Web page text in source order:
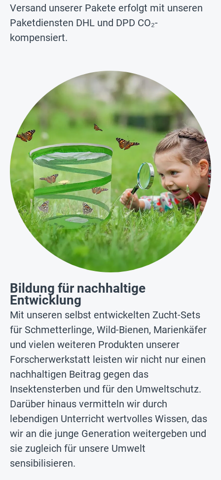
Versand unserer Pakete erfolgt mit unseren
Paketdiensten DHL und DPD CO₂-
kompensiert.
Bildung für nachhaltige
Entwicklung
Mit unseren selbst entwickelten Zucht-Sets
für Schmetterlinge, Wild-Bienen, Marienkäfer
und vielen weiteren Produkten unserer
Forscherwerkstatt leisten wir nicht nur einen
nachhaltigen Beitrag gegen das
Insektensterben und für den Umweltschutz.
Darüber hinaus vermitteln wir durch
lebendigen Unterricht wertvolles Wissen, das
wir an die junge Generation weitergeben und
sie zugleich für unsere Umwelt
sensibilisieren.